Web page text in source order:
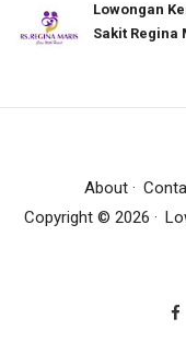
Lowongan
Sakit Regina
About
Copyright © 2026